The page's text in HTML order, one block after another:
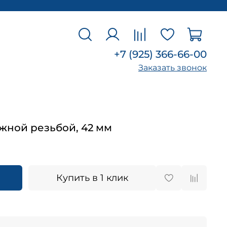
+7 (925) 366-66-00
Заказать звонок
резьбой, 42 мм
Купить в 1 клик